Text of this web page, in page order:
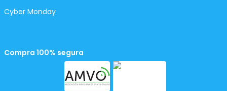
Cyber Monday
Compra 100% segura